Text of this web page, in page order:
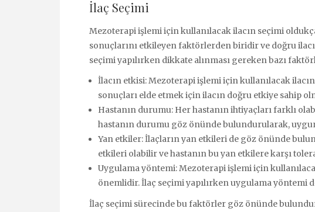
İlaç Seçimi
Mezoterapi işlemi için kullanılacak ilacın seçimi
sonuçlarını etkileyen faktörlerden biridir ve doğru
seçimi yapılırken dikkate alınması gereken bazı
İlacın etkisi: Mezoterapi işlemi için kullanılacak
sonuçları elde etmek için ilacın doğru etkiye sahip
Hastanın durumu: Her hastanın ihtiyaçları farklı
hastanın durumu göz önünde bulundurularak,
Yan etkiler: İlaçların yan etkileri de göz önünde
etkileri olabilir ve hastanın bu yan etkilere karşı
Uygulama yöntemi: Mezoterapi işlemi için
önemlidir. İlaç seçimi yapılırken uygulama yöntemi
İlaç seçimi sürecinde bu faktörler göz önünde